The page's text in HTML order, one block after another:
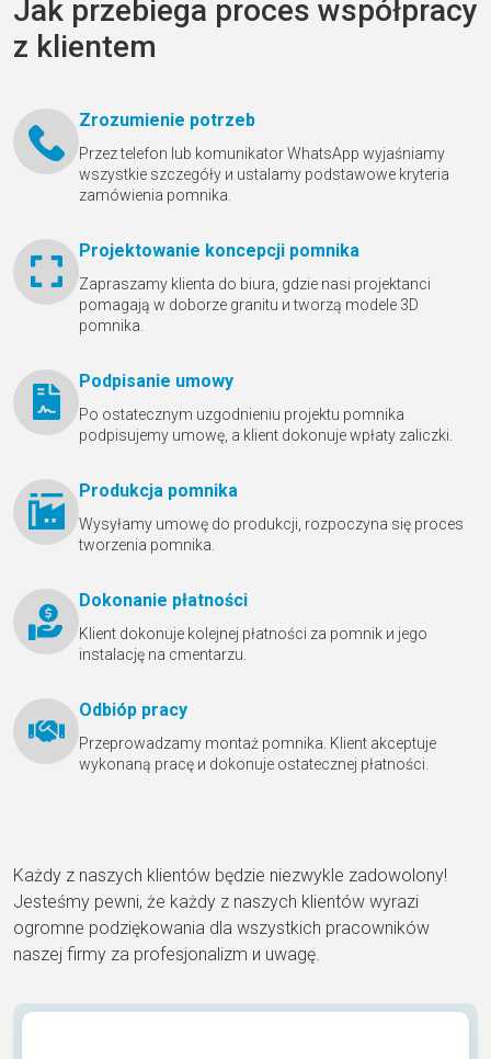
Jak przebiega proces współpracy
z klientem
Zrozumienie potrzeb
Przez telefon lub komunikator WhatsApp wyjaśniamy
wszystkie szczegóły и ustalamy podstawowe kryteria
zamówienia pomnika.
Projektowanie koncepcji pomnika
Zapraszamy klienta do biura, gdzie nasi projektanci
pomagają w doborze granitu и tworzą modele 3D
pomnika.
Podpisanie umowy
Po ostatecznym uzgodnieniu projektu pomnika
podpisujemy umowę, a klient dokonuje wpłaty zaliczki.
Produkcja pomnika
Wysyłamy umowę do produkcji, rozpoczyna się proces
tworzenia pomnika.
Dokonanie płatności
Klient dokonuje kolejnej płatności za pomnik и jego
instalację na cmentarzu.
Odbióр pracy
Przeprowadzamy montaż pomnika. Klient akceptuje
wykonaną pracę и dokonuje ostatecznej płatności.
Każdy z naszych klientów będzie niezwykle zadowolony!
Jesteśmy pewni, że każdy z naszych klientów wyrazi
ogromne podziękowania dla wszystkich pracowników
naszej firmy za profesjonalizm и uwagę.